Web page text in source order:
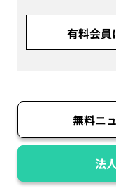
有料会員
無料ニ
法